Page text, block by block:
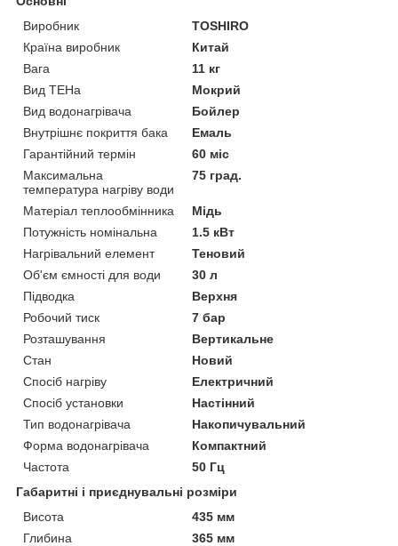
Виробник
TOSHIRO
Країна виробник
Китай
Вага
11 кг
Вид ТЕНа
Мокрий
Вид водонагрівача
Бойлер
Внутрішнє покриття бака
Емаль
Гарантійний термін
60 міс
Максимальна
температура нагріву води
75 град.
Матеріал теплообмінника
Мідь
Потужність номінальна
1.5 кВт
Нагрівальний елемент
Теновий
Об'єм ємності для води
30 л
Підводка
Верхня
Робочий тиск
7 бар
Розташування
Вертикальне
Стан
Новий
Спосіб нагріву
Електричний
Спосіб установки
Настінний
Тип водонагрівача
Накопичувальний
Форма водонагрівача
Компактний
Частота
50 Гц
Габаритні і приєднувальні розміри
Висота
435 мм
Глибина
365 мм